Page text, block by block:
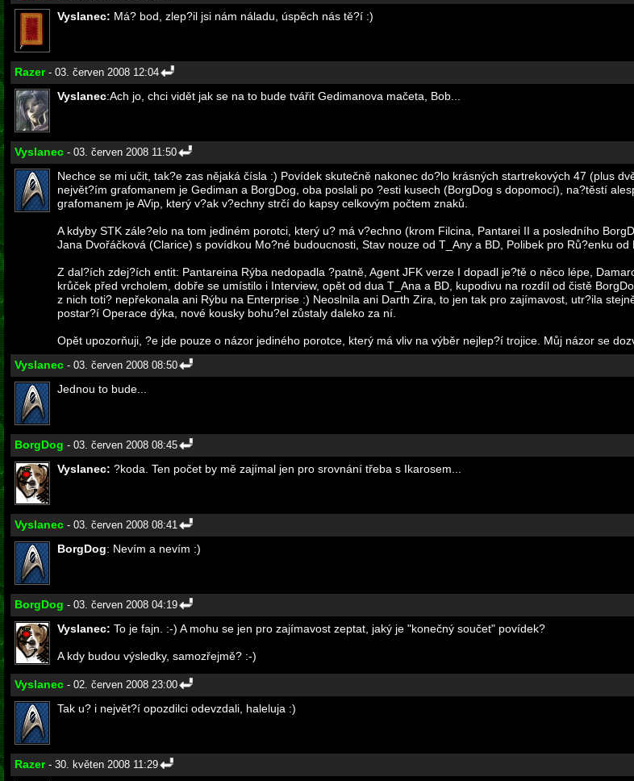
Vyslanec: Má? bod, zlep?il jsi nám náladu, úspěch nás tě?í :)
Razer- 03. červen 2008 12:04
Vyslanec:Ach jo, chci vidět jak se na to bude tvářit Gedimanova mačeta, Bob...
Vyslanec - 03. červen 2008 11:50
Nechce se mi učit, tak?e zas nějaká čísla :) Povídek skutečně nakonec do?lo krásných startrekových 47 (plus
největ?ím grafomanem je Gediman a BorgDog, oba poslali po ?esti kusech (BorgDog s dopomocí), na?těstí
grafomanem je AVip, který v?ak v?echny strčí do kapsy celkovým počtem znaků.
A kdyby STK zále?elo na tom jediném porotci, který u? má v?echno (krom Filcina, Pantarei II a posledního
Jana Dvořáčková (Clarice) s povídkou Mo?né budoucnosti, Stav nouze od T_Any a BD, Polibek pro Rů?enku
Z dal?ích zdej?ích entit: Pantareina Rýba nedopadla ?patně, Agent JFK verze I dopadl je?tě o něco lépe,
krůček před vrcholem, dobře se umístilo i Interview, opět od dua T_Ana a BD, kupodivu na rozdíl od čistě
z nich toti? nepřekonala ani Rýbu na Enterprise :) Neoslnila ani Darth Zira, to jen tak pro zajímavost, utr?ila
postar?í Operace dýka, nové kousky bohu?el zůstaly daleko za ní.
Opět upozorňuji, ?e jde pouze o názor jediného porotce, který má vliv na výběr nejlep?í trojice. Můj názor se
Vyslanec - 03. červen 2008 08:50
Jednou to bude...
BorgDog - 03. červen 2008 08:45
Vyslanec: ?koda. Ten počet by mě zajímal jen pro srovnání třeba s Ikarosem...
Vyslanec - 03. červen 2008 08:41
BorgDog: Nevím a nevím :)
BorgDog - 03. červen 2008 04:19
Vyslanec: To je fajn. :-) A mohu se jen pro zajímavost zeptat, jaký je "konečný součet" povídek?
A kdy budou výsledky, samozřejmě? :-)
Vyslanec - 02. červen 2008 23:00
Tak u? i největ?í opozdilci odevzdali, haleluja :)
Razer- 30. květen 2008 11:29